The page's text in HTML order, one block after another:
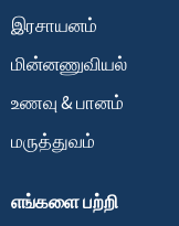
இரசாயனம்
மின்னணுவியல்
உணவு & பானம்
மருத்துவம்
எங்களை பற்றி